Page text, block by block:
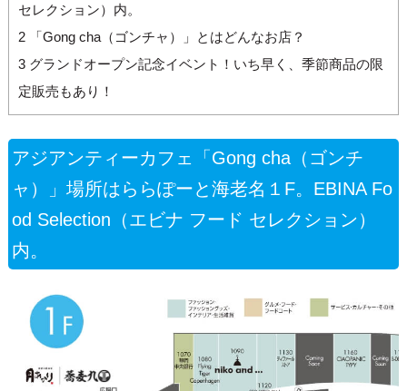
セレクション）内。
2「Gong cha（ゴンチャ）」とはどんなお店？
3グランドオープン記念イベント！いち早く、季節商品の限
定販売もあり！
アジアンティーカフェ「Gong cha（ゴンチ
ャ）」場所はららぽーと海老名１F。EBINA Fo
od Selection（エビナ フード セレクション）
内。